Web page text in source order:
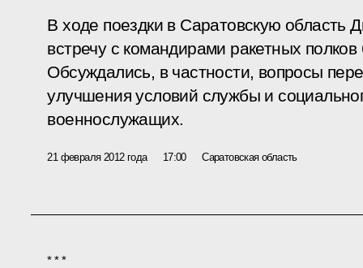
В ходе поездки в Саратовскую область
встречу с командирами ракетных
Обсуждались, в частности, вопросы
улучшения условий службы и
военнослужащих.
21 февраля 2012 года 17:00 Саратовская область
* * *